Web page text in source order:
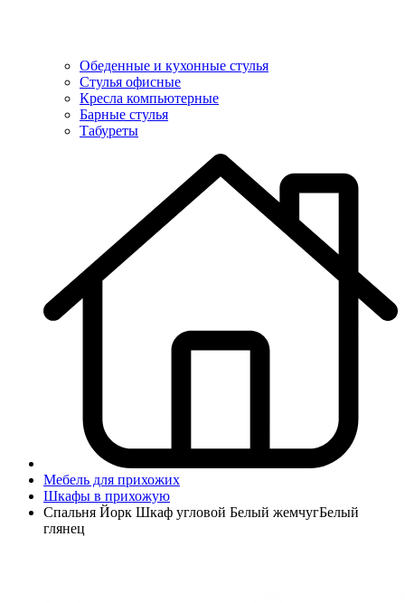
Обеденные и кухонные стулья
Стулья офисные
Кресла компьютерные
Барные стулья
Табуреты
Мебель для прихожих
Шкафы в прихожую
Спальня Йорк Шкаф угловой Белый жемчугБелый
глянец